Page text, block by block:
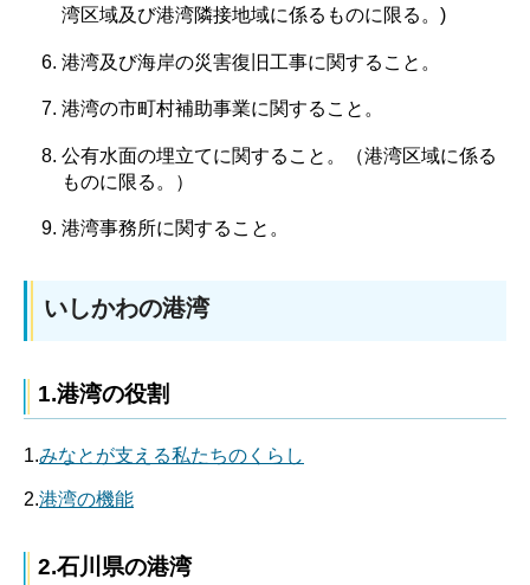
湾区域及び港湾隣接地域に係るものに限る。)
港湾及び海岸の災害復旧工事に関すること。
港湾の市町村補助事業に関すること。
公有水面の埋立てに関すること。（港湾区域に係る
ものに限る。）
港湾事務所に関すること。
いしかわの港湾
1.港湾の役割
1.みなとが支える私たちのくらし
2.港湾の機能
2.石川県の港湾